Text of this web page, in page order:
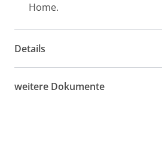
Home.
Details
weitere Dokumente